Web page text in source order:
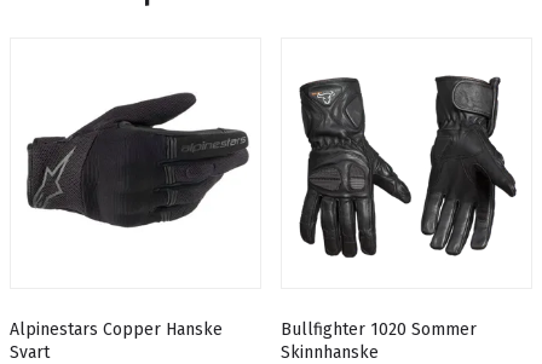
Alpinestars Copper Hanske
Svart
Bullfighter 1020 Sommer
Skinnhanske